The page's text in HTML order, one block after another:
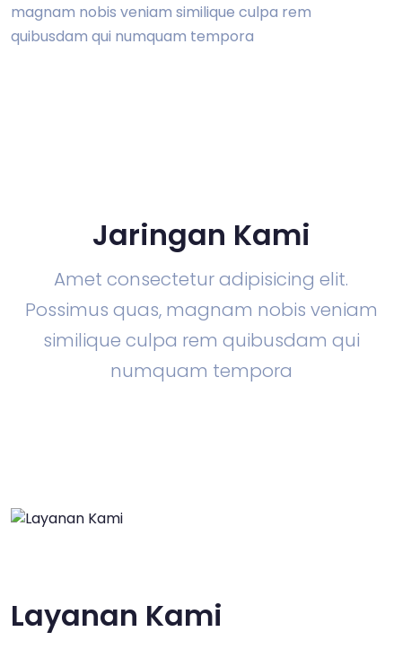
magnam nobis veniam similique culpa rem
quibusdam qui numquam tempora
Jaringan Kami
Amet consectetur adipisicing elit.
Possimus quas, magnam nobis veniam
similique culpa rem quibusdam qui
numquam tempora
Layanan Kami